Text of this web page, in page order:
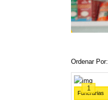
Ordenar Por
1
Funerarias